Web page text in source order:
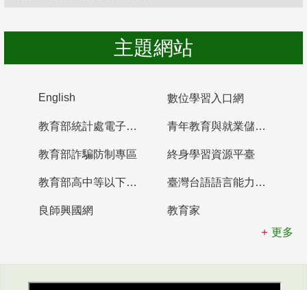
主題網站
English 數位學習入口網
教育部統計處電子書櫃 青年教育與就業儲蓄帳戶
教育部詐騙防制專區 終身學習資源平臺
教育部高中等以下學校及幼兒園教師資格檢定考試 臺灣台語語言能力認證網站
良師興國網
教育家
更多